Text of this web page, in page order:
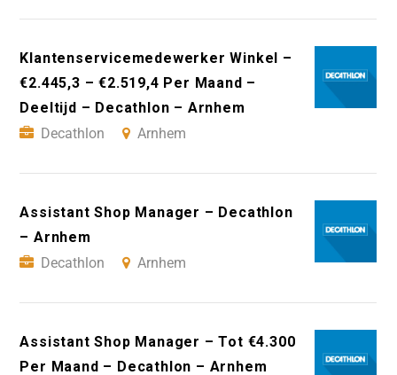
Klantenservicemedewerker Winkel –
€2.445,3 – €2.519,4 Per Maand –
Deeltijd – Decathlon – Arnhem
Decathlon
Arnhem
Assistant Shop Manager – Decathlon
– Arnhem
Decathlon
Arnhem
Assistant Shop Manager – Tot €4.300
Per Maand – Decathlon – Arnhem